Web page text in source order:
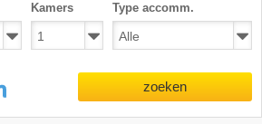
Kamers Type accomm.
zoeken